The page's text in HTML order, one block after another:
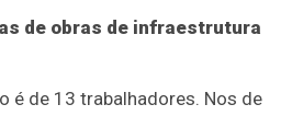
de obras de infraestrutura
é de 13 trabalhadores. Nos de